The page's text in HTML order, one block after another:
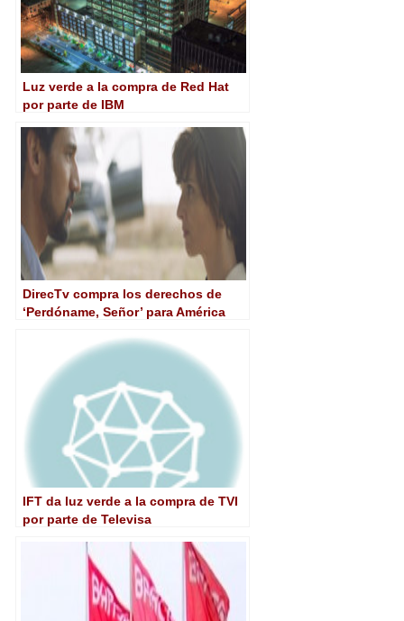
Luz verde a la compra de Red Hat
por parte de IBM
DirecTv compra los derechos de
‘Perdóname, Señor’ para América
IFT da luz verde a la compra de TVI
por parte de Televisa